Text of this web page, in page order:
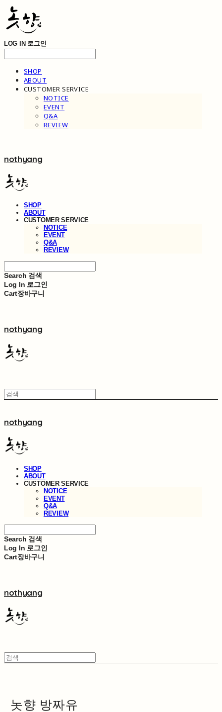
LOG IN 로그인
SHOP
ABOUT
CUSTOMER SERVICE
NOTICE
EVENT
Q&A
REVIEW
nothyang
SHOP
ABOUT
CUSTOMER SERVICE
NOTICE
EVENT
Q&A
REVIEW
Search 검색
Log In 로그인
Cart장바구니
nothyang
nothyang
SHOP
ABOUT
CUSTOMER SERVICE
NOTICE
EVENT
Q&A
REVIEW
Search 검색
Log In 로그인
Cart장바구니
nothyang
놋향 방짜유